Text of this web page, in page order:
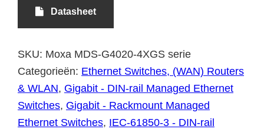
Datasheet
SKU: Moxa MDS-G4020-4XGS serie
Categorieën: Ethernet Switches, (WAN) Routers
& WLAN, Gigabit - DIN-rail Managed Ethernet
Switches, Gigabit - Rackmount Managed
Ethernet Switches, IEC-61850-3 - DIN-rail